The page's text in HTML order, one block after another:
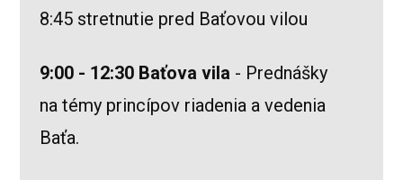
8:45 stretnutie pred Baťovou vilou
9:00 - 12:30 Baťova vila - Prednášky
na témy princípov riadenia a vedenia
Baťa.